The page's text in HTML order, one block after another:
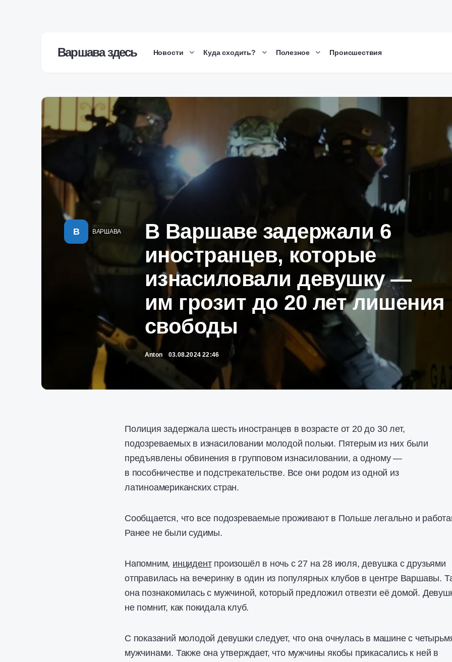
Варшава здесь Новости Куда сходить? Полезное Происшествия
В ВАРШАВА
В Варшаве задержали 6
иностранцев, которые
изнасиловали девушку —
им грозит до 20 лет лишения
свободы
Anton 03.08.2024 22:46
Полиция задержала шесть иностранцев в возрасте от 20 до 30 лет,
подозреваемых в изнасиловании молодой польки. Пятерым из них были
предъявлены обвинения в групповом изнасиловании, а одному —
в пособничестве и подстрекательстве. Все они родом из одной из
латиноамериканских стран.
Сообщается, что все подозреваемые проживают в Польше легально и
Ранее не были судимы.
Напомним, инцидентпроизошёл в ночь с 27 на 28 июля, девушка с друзьями
отправилась на вечеринку в один из популярных клубов в центре Варшавы.
она познакомилась с мужчиной, который предложил отвезти её домой.
не помнит, как покидала клуб.
С показаний молодой девушки следует, что она очнулась в машине с
мужчинами. Также она утверждает, что мужчины якобы прикасались к ней в